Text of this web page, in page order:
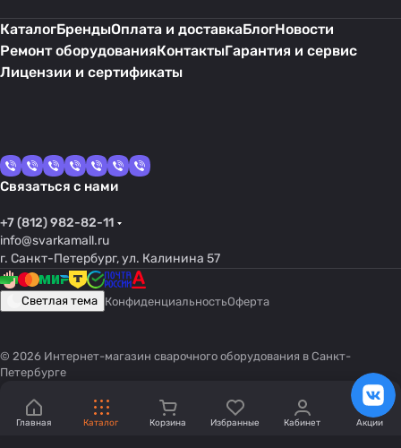
КаталогБрендыОплата и доставкаБлогНовости
Ремонт оборудованияКонтактыГарантия и сервис
Лицензии и сертификаты
Связаться с нами
+7 (812) 982-82-11
info@svarkamall.ru
г. Санкт-Петербург, ул. Калинина 57
Светлая тема КонфиденциальностьОферта
© 2026 Интернет-магазин сварочного оборудования в Санкт-
Петербурге
Главная Каталог Корзина Избранные Кабинет Акции